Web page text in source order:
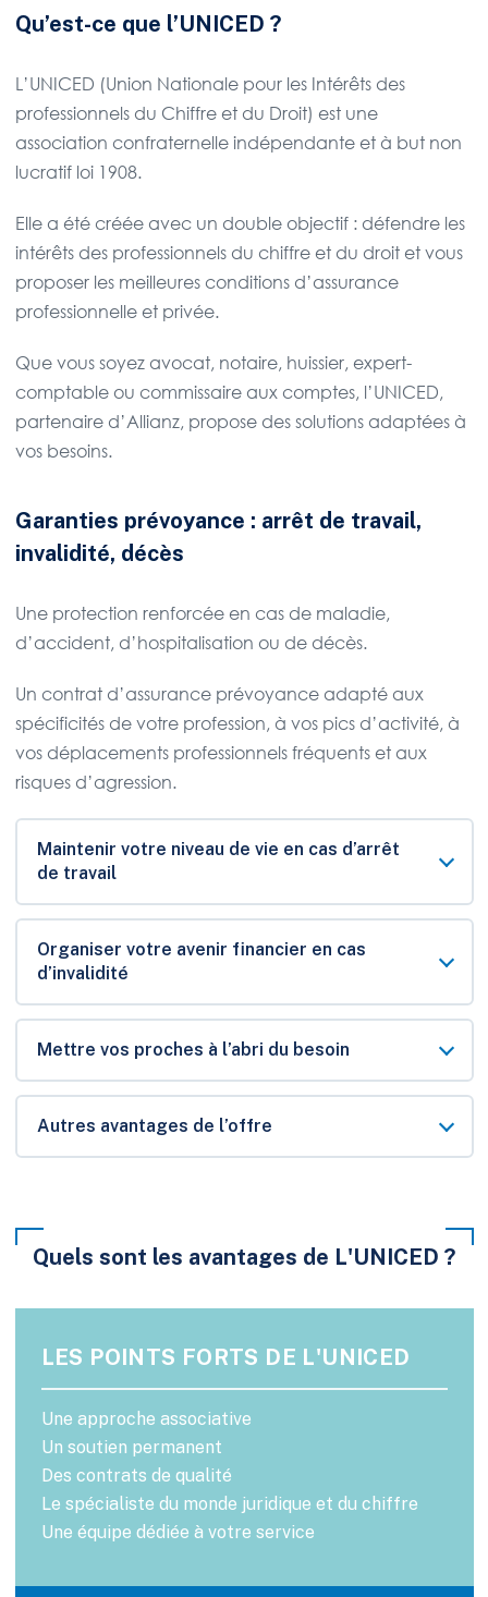
Qu’est-ce que l’UNICED ?
L’UNICED (Union Nationale pour les Intérêts des
professionnels du Chiffre et du Droit) est une
association confraternelle indépendante et à but non
lucratif loi 1908.
Elle a été créée avec un double objectif : défendre les
intérêts des professionnels du chiffre et du droit et vous
proposer les meilleures conditions d’assurance
professionnelle et privée.
Que vous soyez avocat, notaire, huissier, expert-
comptable ou commissaire aux comptes, l’UNICED,
partenaire d’Allianz, propose des solutions adaptées à
vos besoins.
Garanties prévoyance : arrêt de travail,
invalidité, décès
Une protection renforcée en cas de maladie,
d’accident, d’hospitalisation ou de décès.
Un contrat d’assurance prévoyance adapté aux
spécificités de votre profession, à vos pics d’activité, à
vos déplacements professionnels fréquents et aux
risques d’agression.
Maintenir votre niveau de vie en cas d’arrêt
de travail
Organiser votre avenir financier en cas
d’invalidité
Mettre vos proches à l’abri du besoin
Autres avantages de l’offre
Quels sont les avantages de L'UNICED ?
LES POINTS FORTS DE L'UNICED
Une approche associative
Un soutien permanent
Des contrats de qualité
Le spécialiste du monde juridique et du chiffre
Une équipe dédiée à votre service